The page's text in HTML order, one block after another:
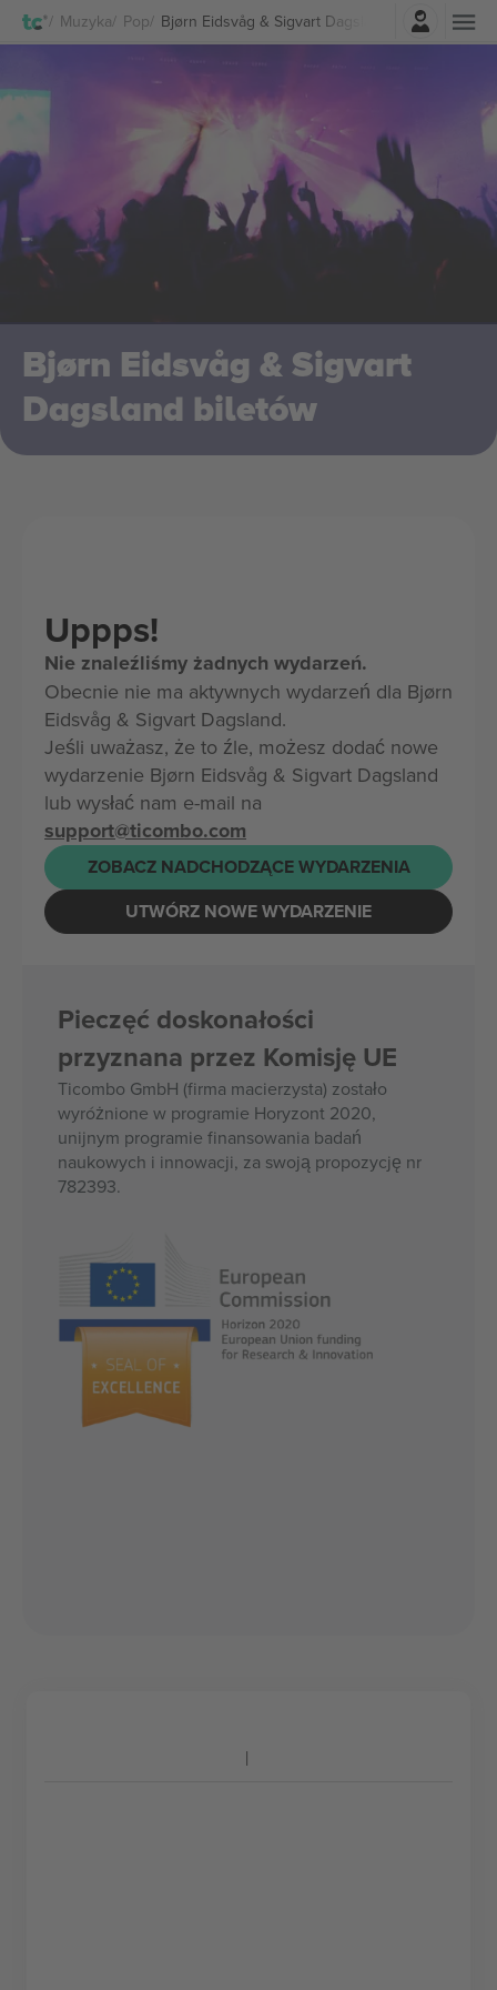
Muzyka Pop Bjørn Eidsvåg & Sigvart Dagsland biletów
Zaloguj sie
Bjørn Eidsvåg & Sigvart
Dagsland biletów
Uppps!
Nie znaleźliśmy żadnych wydarzeń.
Obecnie nie ma aktywnych wydarzeń dla Bjørn
Eidsvåg & Sigvart Dagsland.
Jeśli uważasz, że to źle, możesz dodać nowe
wydarzenie Bjørn Eidsvåg & Sigvart Dagsland
lub wysłać nam e-mail na
support@ticombo.com
ZOBACZ NADCHODZĄCE WYDARZENIA
UTWÓRZ NOWE WYDARZENIE
Pieczęć doskonałości
przyznana przez Komisję UE
Ticombo GmbH (firma macierzysta) zostało
wyróżnione w programie Horyzont 2020,
unijnym programie finansowania badań
naukowych i innowacji, za swoją propozycję nr
782393.